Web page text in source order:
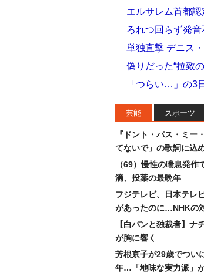
エルサレム首都
ろれつ回らず発
単独直撃 デニス
偽りだった“拉致
「つらい…」の3
芸能 スポーツ
『ドント・パス・ミー
てないで」の歌詞に込
（69）慢性の喘息発
滴、投薬の最晩年
フジテレビ、日本テレ
があったのに…NHKの
【白パンと独裁者】ナ
が胸に響く
芳根京子が29歳でつい
年…「地味な実力派」